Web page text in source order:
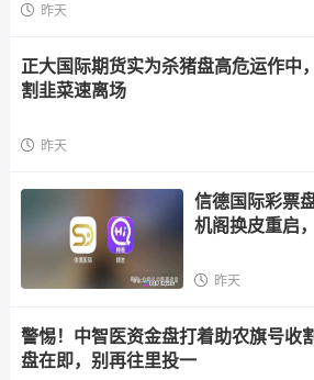
昨天
正大国际期货实为杀猪盘高危运作中
割韭菜速离场
昨天
信德国际彩票
机阁换皮重启
昨天
警惕！中智医资金盘打着助农旗号收
盘在即，别再往里投一